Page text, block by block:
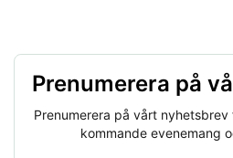
Prenumerera på
Prenumerera på vårt
kommande evenemang